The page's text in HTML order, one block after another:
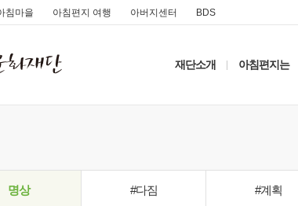
침마을 아침편지 여행 아버지센터 BDS
재단소개 아침편지는
명상 #다짐 #계획